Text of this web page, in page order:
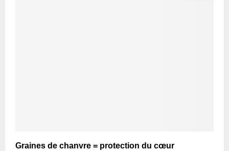
Graines de chanvre = protection du cœur